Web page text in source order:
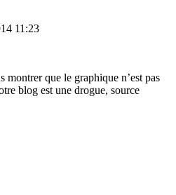
11:23
montrer que le graphique n’est pas
blog est une drogue, source